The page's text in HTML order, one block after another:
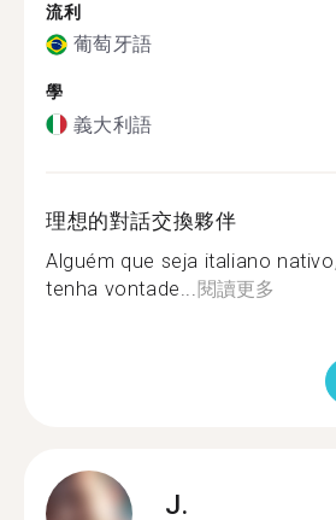
流利
葡萄牙語
學
義大利語
理想的對話交換夥伴
Alguém que seja italiano
tenha vontade... 閱讀更多
J.